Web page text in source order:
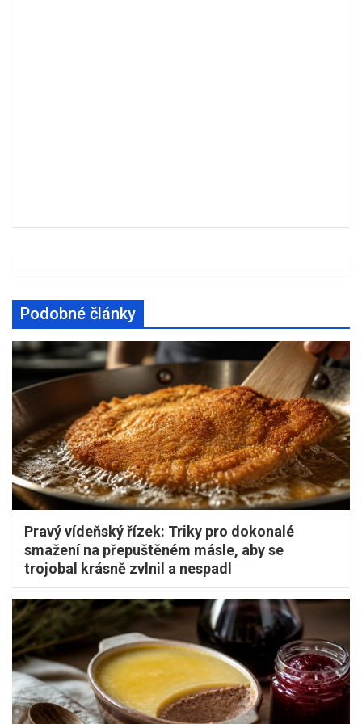
Podobné články
Pravý vídeňský řízek: Triky pro dokonalé
smažení na přepuštěném másle, aby se
trojobal krásně zvlnil a nespadl